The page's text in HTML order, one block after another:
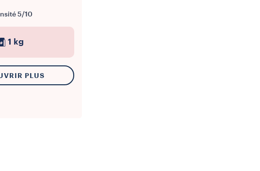
5/10
1 kg
PLUS